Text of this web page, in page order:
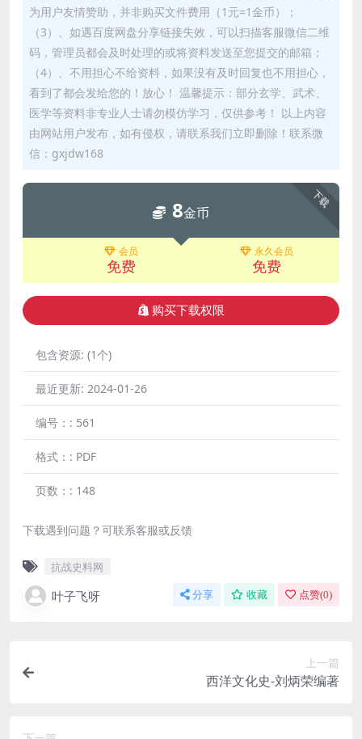
为用户友情赞助，并非购买文件费用（1元=1金币）；
（3）、如遇百度网盘分享链接失效，可以扫描客服微信二维
码，管理员都会及时处理的或将资料发送至您提交的邮箱；
（4）、不用担心不给资料，如果没有及时回复也不用担心，
看到了都会发给您的！放心！ 温馨提示：部分玄学、武术、
医学等资料非专业人士请勿模仿学习，仅供参考！ 以上内容
由网站用户发布，如有侵权，请联系我们立即删除！联系微
信：gxjdw168
下载
8金币
会员
免费
永久会员
免费
购买下载权限
包含资源: (1个)
最近更新: 2024-01-26
编号：: 561
格式：: PDF
页数：: 148
下载遇到问题？可联系客服或反馈
抗战史料网
叶子飞呀 分享 收藏 点赞(0)
上一篇
西洋文化史-刘炳荣编著